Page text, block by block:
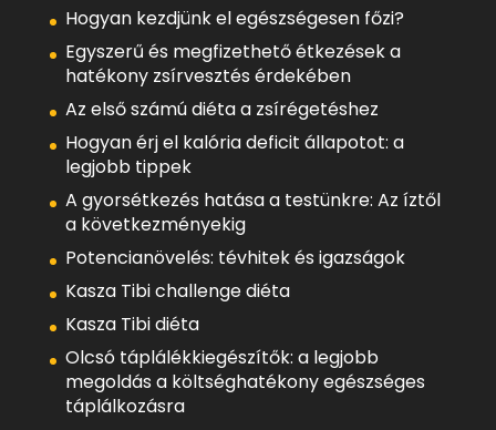
Hogyan kezdjünk el egészségesen főzi?
Egyszerű és megfizethető étkezések a
hatékony zsírvesztés érdekében
Az első számú diéta a zsírégetéshez
Hogyan érj el kalória deficit állapotot: a
legjobb tippek
A gyorsétkezés hatása a testünkre: Az íztől
a következményekig
Potencianövelés: tévhitek és igazságok
Kasza Tibi challenge diéta
Kasza Tibi diéta
Olcsó táplálékkiegészítők: a legjobb
megoldás a költséghatékony egészséges
táplálkozásra